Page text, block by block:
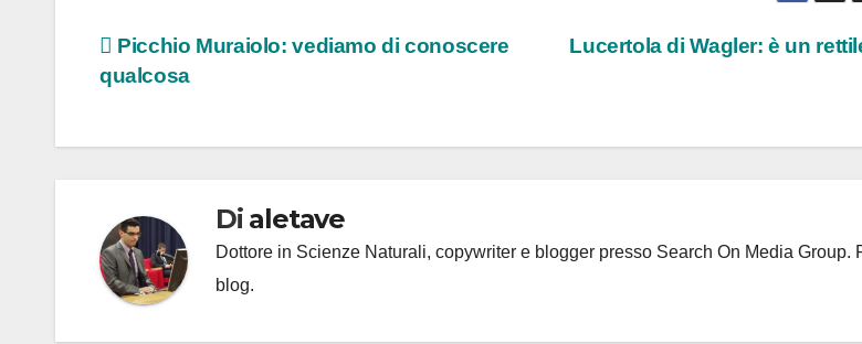
Navigazione
articoli
Lucertola di Wagler: è un
Picchio Muraiolo: vediamo di conoscere
qualcosa
Di aletave
Dottore in Scienze Naturali, copywriter e blogger presso Search On Media Group.
blog.